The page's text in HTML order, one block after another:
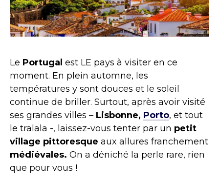
Le Portugal est LE pays à visiter en ce
moment. En plein automne, les
températures y sont douces et le soleil
continue de briller. Surtout, après avoir visité
ses grandes villes – Lisbonne, Porto, et tout
le tralala -, laissez-vous tenter par un petit
village pittoresque aux allures franchement
médiévales. On a déniché la perle rare, rien
que pour vous !